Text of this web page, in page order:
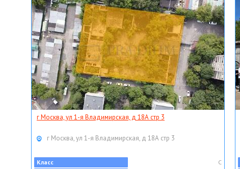
г Москва, ул 1-я Владимирская, д 18А стр 3
г Москва, ул 1-я Владимирская, д 18А стр 3
Класс
C